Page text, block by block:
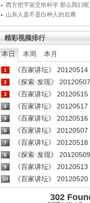
西方把宇宙交给科学 那么我们呢
山东人是不是白种人的后裔
精彩视频排行
本日 本周 本月
1 《百家讲坛》 20120514
2 《探索·发现》 20120507
3 《百家讲坛》 20120515
4 《百家讲坛》 20120517
5 《百家讲坛》 20120516
6 《百家讲坛》 20120507
7 《百家讲坛》 20120518
8 《探索·发现》 20120509
9 《百家讲坛》 20120513
10 《百家讲坛》 20120520
302